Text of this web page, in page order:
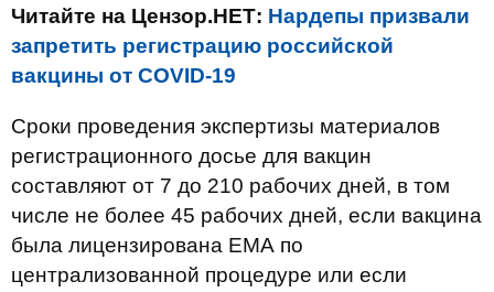
Читайте на Цензор.НЕТ: Нардепы призвали
запретить регистрацию российской
вакцины от COVID-19
Сроки проведения экспертизы материалов
регистрационного досье для вакцин
составляют от 7 до 210 рабочих дней, в том
числе не более 45 рабочих дней, если вакцина
была лицензирована ЕМА по
централизованной процедуре или если